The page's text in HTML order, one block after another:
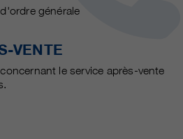
générale
VENTE
le service après-vente